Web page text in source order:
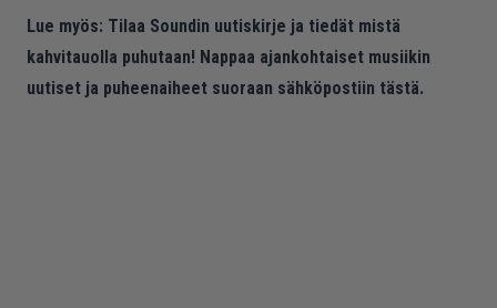
Lue myös: Tilaa Soundin uutiskirje ja tiedät mistä
kahvitauolla puhutaan! Nappaa ajankohtaiset musiikin
uutiset ja puheenaiheet suoraan sähköpostiin tästä.